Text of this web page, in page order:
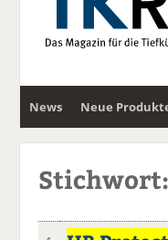
News Neue